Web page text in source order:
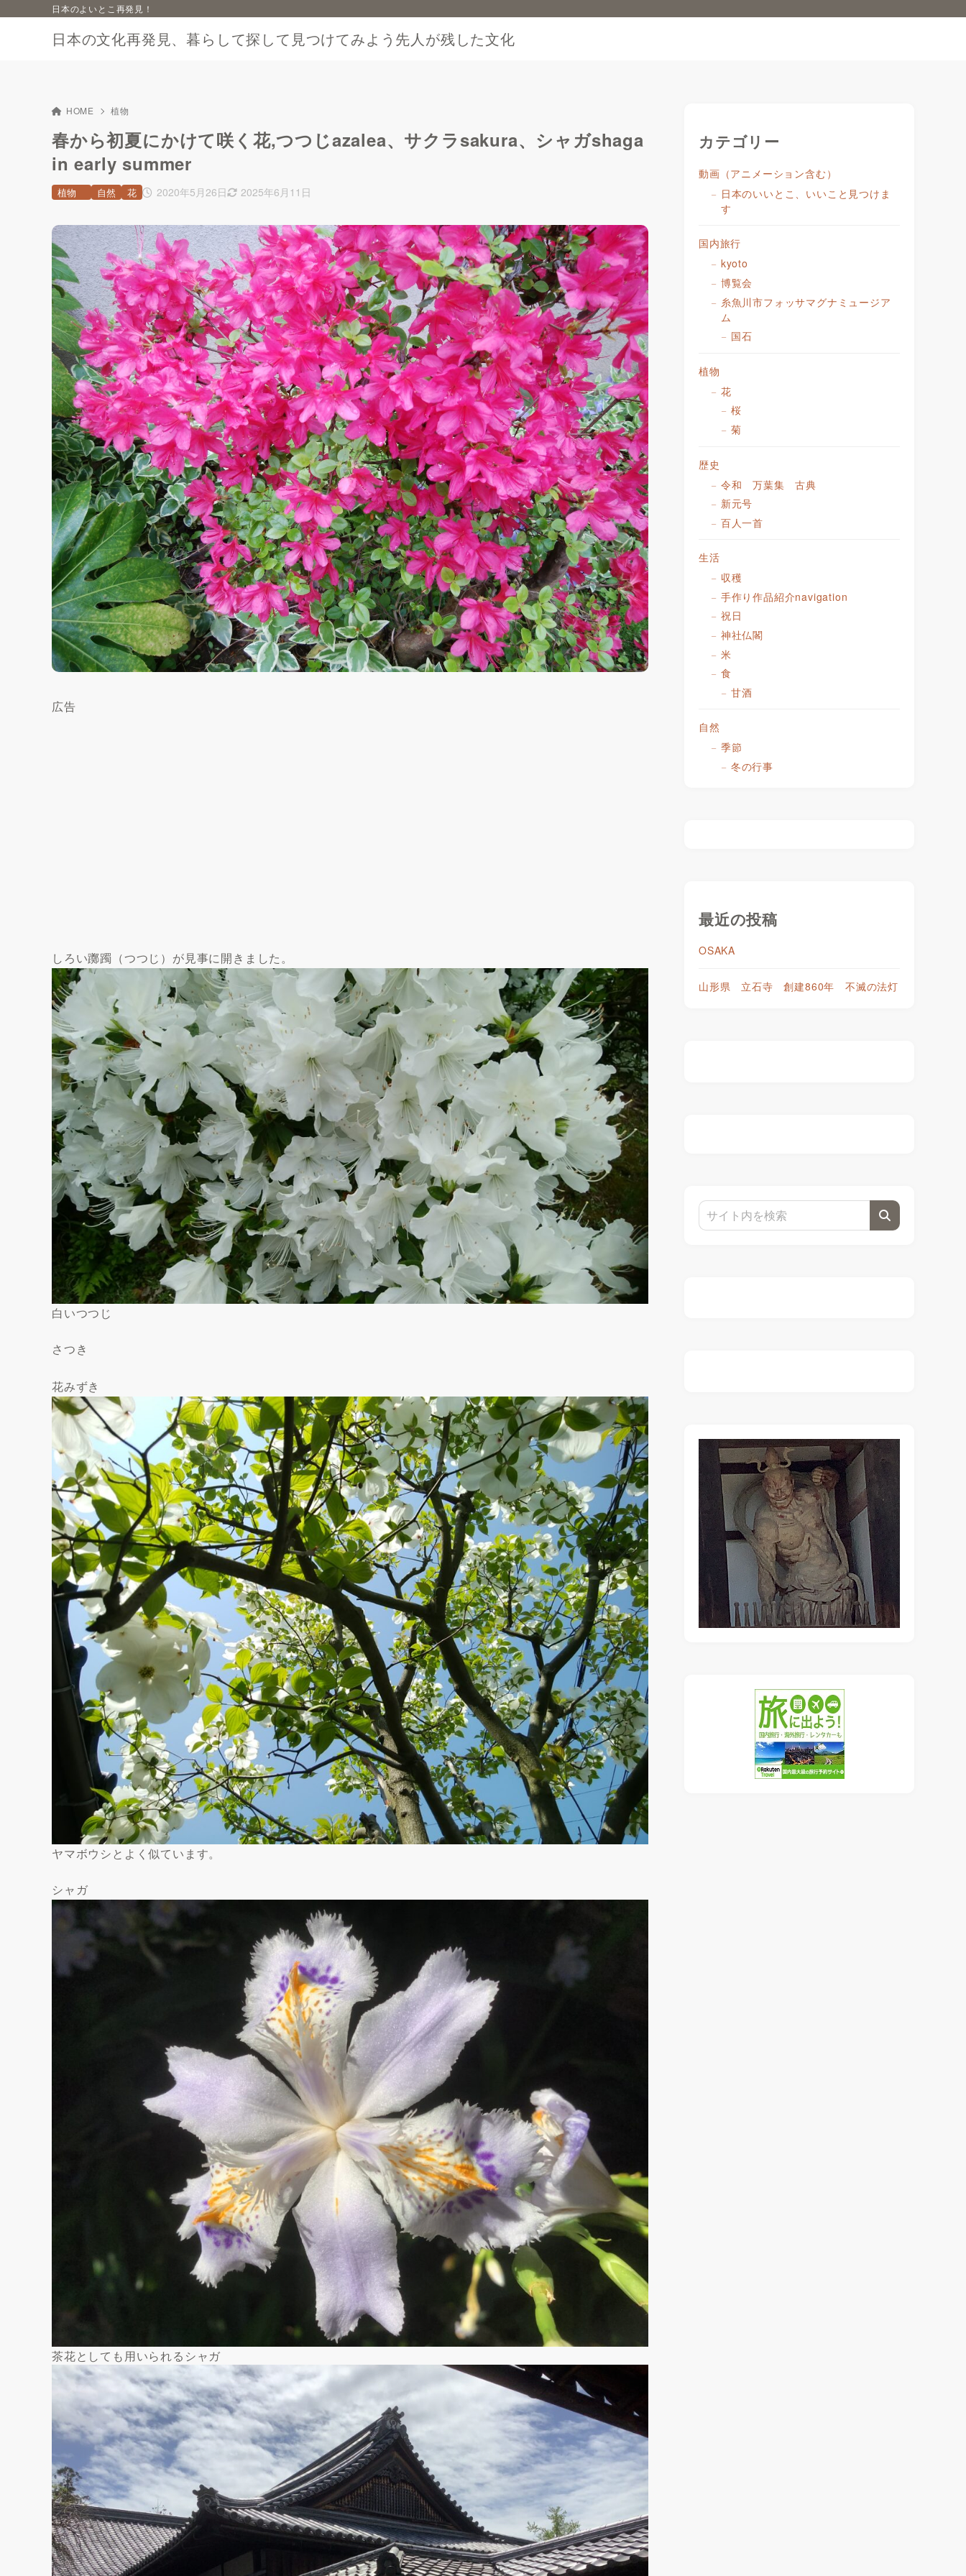
日本の文化再発見、暮らして探して見つけてみよう先人が残した文化
日本のよいとこ再発見！
HOME 植物
春から初夏にかけて咲く花,つつじazalea、サクラsakura、シャガshaga
in early summer
2020年5月26日 2025年6月11日
植物 自然 花
広告
しろい躑躅（つつじ）が見事に開きました。
白いつつじ
さつき
花みずき
ヤマボウシとよく似ています。
シャガ
茶花としても用いられるシャガ
カテゴリー
動画（アニメーション含む）
日本のいいとこ、いいこと見つけま
す
国内旅行
kyoto
博覧会
糸魚川市フォッサマグナミュージア
ム
国石
植物
花
桜
菊
歴史
令和 万葉集 古典
新元号
百人一首
生活
収穫
手作り作品紹介navigation
祝日
神社仏閣
米
食
甘酒
自然
季節
冬の行事
最近の投稿
OSAKA
山形県 立石寺 創建860年 不滅の法灯